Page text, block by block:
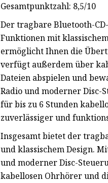
Gesamtpunktzahl: 8,5/10
Der tragbare Bluetooth-
Funktionen mit
ermöglicht Ihnen die
verfügt außerdem über
Dateien abspielen und
Radio und moderner Disc-
für bis zu 6 Stunden
zuverlässiger und
Insgesamt bietet der
und klassischem Design.
und moderner Disc-
kabellosen Ohrhörer und